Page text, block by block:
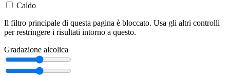
Caldo
Il filtro principale di questa pagina è bloccato. Usa gli altri controlli
per restringere i risultati intorno a questo.
Gradazione alcolica